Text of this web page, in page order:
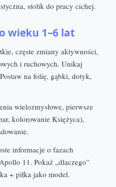
stolik do pracy cichej.
wieku 1–6 lat
częste zmiany aktywności,
i ruchowych. Unikaj
na folię, gąbki, dotyk,
wielozmysłowe, pierwsze
kolorowanie Księżyca),
informacje o fazach
11. Pokaż „dlaczego”
+ piłka jako model.